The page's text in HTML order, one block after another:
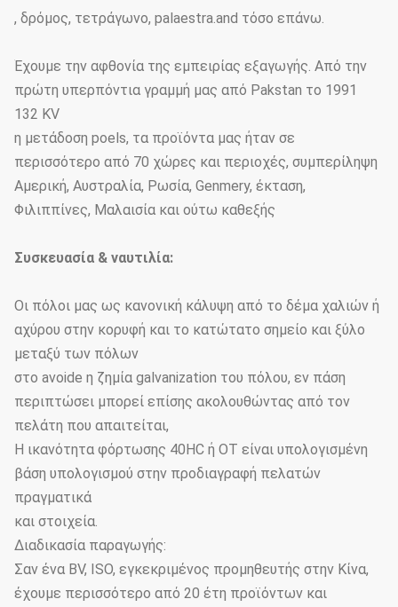
, δρόμος, τετράγωνο, palaestra.and τόσο επάνω.
Έχουμε την αφθονία της εμπειρίας εξαγωγής. Από την
πρώτη υπερπόντια γραμμή μας από Pakstan το 1991
132 KV
η μετάδοση poels, τα προϊόντα μας ήταν σε
περισσότερο από 70 χώρες και περιοχές, συμπερίληψη
Αμερική, Αυστραλία, Ρωσία, Genmery, έκταση,
Φιλιππίνες, Μαλαισία και ούτω καθεξής
Συσκευασία & ναυτιλία:
Οι πόλοι μας ως κανονική κάλυψη από το δέμα χαλιών ή
αχύρου στην κορυφή και το κατώτατο σημείο και ξύλο
μεταξύ των πόλων
στο avoide η ζημία galvanization του πόλου, εν πάση
περιπτώσει μπορεί επίσης ακολουθώντας από τον
πελάτη που απαιτείται,
Η ικανότητα φόρτωσης 40HC ή OT είναι υπολογισμένη
βάση υπολογισμού στην προδιαγραφή πελατών
πραγματικά
και στοιχεία.
Διαδικασία παραγωγής:
Σαν ένα BV, ISO, εγκεκριμένος προμηθευτής στην Κίνα,
έχουμε περισσότερο από 20 έτη προϊόντων και